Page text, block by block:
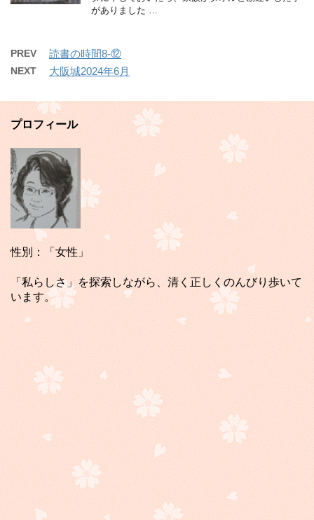
がありました …
PREV 読書の時間8-⑫
NEXT 大阪城2024年6月
プロフィール
性別：「女性」
「私らしさ」を探索しながら、清く正しくのんびり歩いて
います。